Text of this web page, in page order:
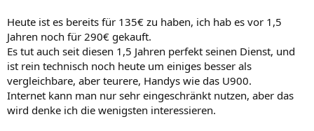
Heute ist es bereits für 135€ zu haben, ich hab es vor 1,5
Jahren noch für 290€ gekauft.
Es tut auch seit diesen 1,5 Jahren perfekt seinen Dienst, und
ist rein technisch noch heute um einiges besser als
vergleichbare, aber teurere, Handys wie das U900.
Internet kann man nur sehr eingeschränkt nutzen, aber das
wird denke ich die wenigsten interessieren.